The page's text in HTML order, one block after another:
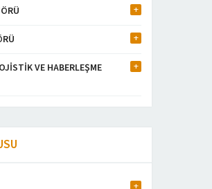
VE HABERLEŞME